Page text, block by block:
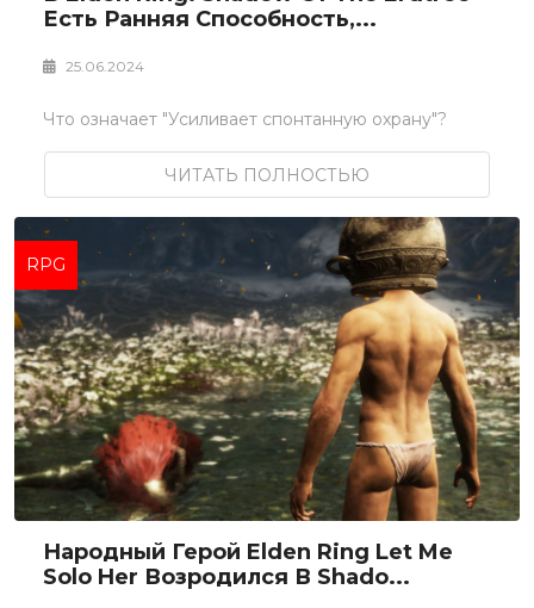
Есть Ранняя Способность,...
25.06.2024
Что означает "Усиливает спонтанную охрану"?
ЧИТАТЬ ПОЛНОСТЬЮ
RPG
Народный Герой Elden Ring Let Me
Solo Her Возродился В Shado...